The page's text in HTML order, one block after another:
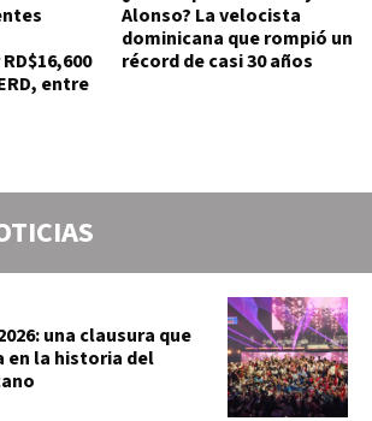
entre
Alonso? La velocista
dominicana que rompió un
récord de casi 30 años
una clausura que
en la historia del